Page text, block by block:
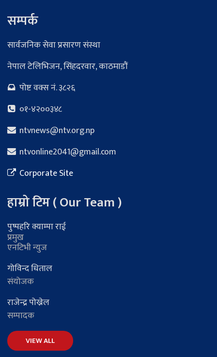
सम्पर्क
सार्वजनिक सेवा प्रसारण संस्था
नेपाल टेलिभिजन, सिंहदरवार, काठमाडौं
पोष्ट वक्स नं. ३८२६
०१-४२००३४८
ntvnews@ntv.org.np
ntvonline2041@gmail.com
Corporate Site
हाम्रो टिम ( Our Team )
पुष्पहरि क्याम्पा राई
प्रमुख
एनटिभी न्युज
गोविन्द धिताल
संयोजक
राजेन्द्र पोख्रेल
सम्पादक
VIEW ALL